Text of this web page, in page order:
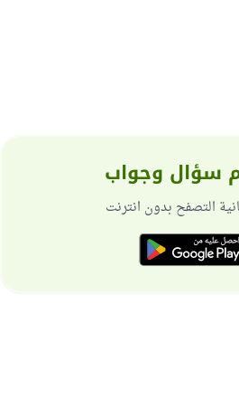
سؤال وجواب
التصفح بدون انترنت